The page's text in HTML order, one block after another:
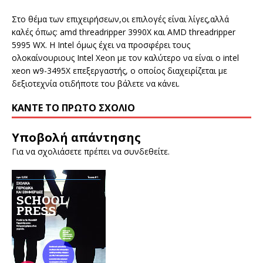
Στο θέμα των επιχειρήσεων,οι επιλογές είναι λίγες,αλλά
καλές όπως: amd threadripper 3990X και AMD threadripper
5995 WX. H Intel όμως έχει να προσφέρει τους
ολοκαίνουριους Intel Xeon με τον καλύτερο να είναι ο intel
xeon w9-3495X επεξεργαστής, ο οποίος διαχειρίζεται με
δεξιοτεχνία οτιδήποτε του βάλετε να κάνει.
ΚΆΝΤΕ ΤΟ ΠΡΏΤΟ ΣΧΌΛΙΟ
Υποβολή απάντησης
Για να σχολιάσετε πρέπει να συνδεθείτε.